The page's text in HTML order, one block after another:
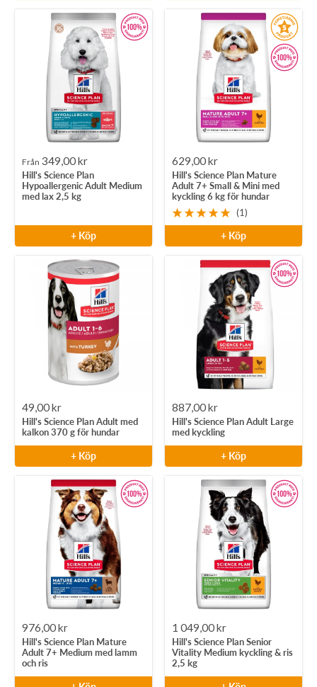
Rea-
pris
Från 349,00 kr
Hill's Science Plan
Hypoallergenic Adult Medium
med lax 2,5 kg
+ Köp
Rea-
pris
629,00 kr
Hill's Science Plan Mature
Adult 7+ Small & Mini med
kyckling 6 kg för hundar
(1)
+ Köp
Rea-
pris
49,00 kr
Hill's Science Plan Adult med
kalkon 370 g för hundar
+ Köp
Rea-
pris
887,00 kr
Hill's Science Plan Adult Large
med kyckling
+ Köp
Rea-
pris
976,00 kr
Hill's Science Plan Mature
Adult 7+ Medium med lamm
och ris
Rea-
pris
1 049,00 kr
Hill's Science Plan Senior
Vitality Medium kyckling & ris
2,5 kg